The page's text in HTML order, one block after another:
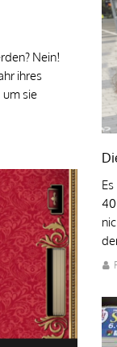
Nein!
ihres
sie